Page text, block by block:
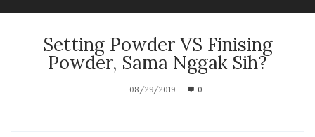
Setting Powder VS Finising
Powder, Sama Nggak Sih?
08/29/2019 0